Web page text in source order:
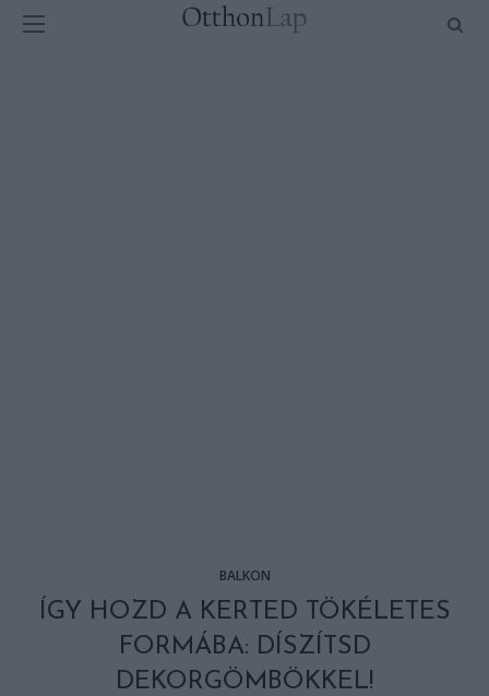
BALKON
ÍGY HOZD A KERTED TÖKÉLETES
FORMÁBA: DÍSZÍTSD
DEKORGÖMBÖKKEL!